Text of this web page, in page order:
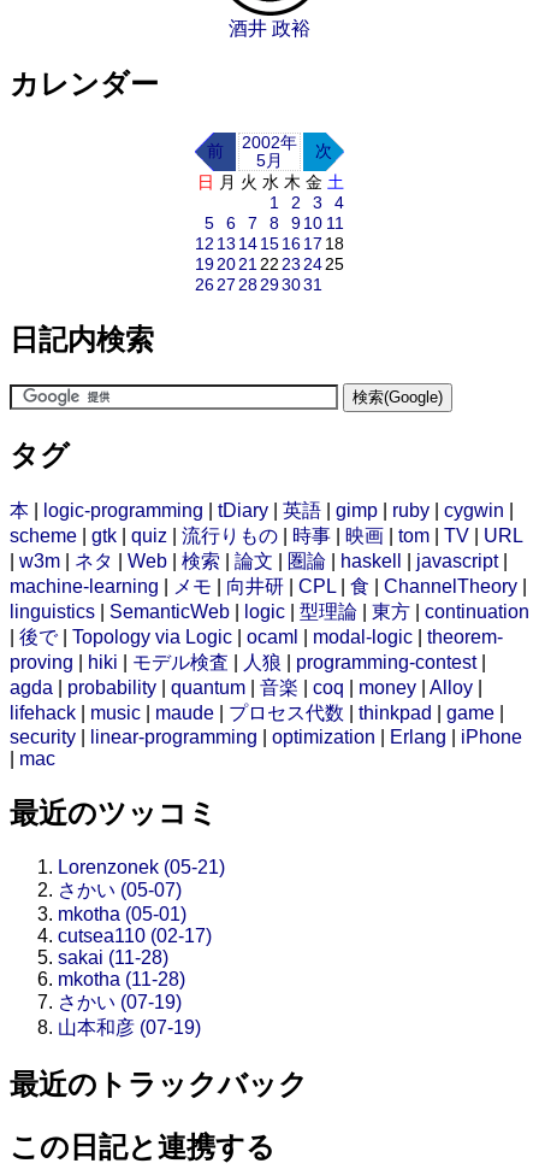
酒井 政裕
カレンダー
前
2002年
5月
次
日 月 火 水 木 金 土
1
2 3
4
5
6 7 8 910 11
12 13 14151617 18
19202122232425
262728293031
日記内検索
タグ
本 logic-programming tDiary 英語 gimp ruby cygwin
scheme
gtk quiz 流行りもの 時事 映画 tom TV
URL
w3m ネタ Web 検索 論文 圏論 haskell javascript|
machine-learning
メモ 向井研 CPL 食 ChannelTheory
linguistics
SemanticWeb logic 型理論 東方
continuation
後で| Topology via Logic ocaml modal-logic
theorem-
proving
hiki モデル検査 人狼 programming-contest|
agda
probability quantum 音楽 coq money Alloy
lifehack
music maude プロセス代数 thinkpad game
security
linear-programming optimization Erlang
iPhone
mac
最近のツッコミ
Lorenzonek (05-21)
さかい (05-07)
mkotha (05-01)
cutsea110 (02-17)
sakai (11-28)
mkotha (11-28)
さかい (07-19)
山本和彦 (07-19)
最近のトラックバック
この日記と連携する